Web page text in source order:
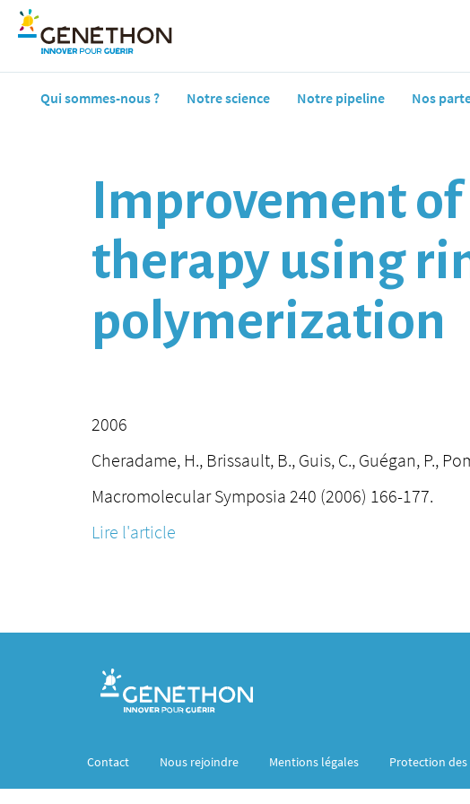
Qui sommes-nous ? Notre science Notre pipeline Nos
Improvement
therapy using
polymerization
2006
Cheradame, H., Brissault, B., Guis, C., Guégan, P.,
Macromolecular Symposia 240 (2006) 166-177.
Lire l'article
Contact Nous rejoindre Mentions légales Protection